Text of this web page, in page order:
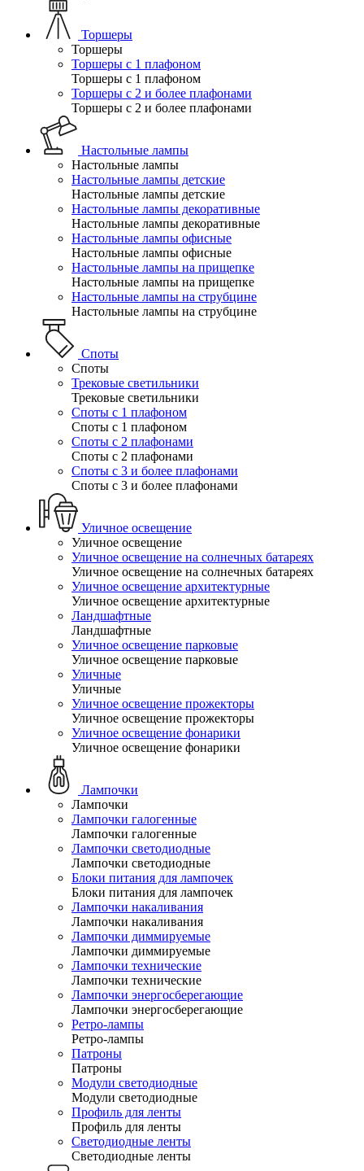
Торшеры
Торшеры
Торшеры с 1 плафоном
Торшеры с 1 плафоном
Торшеры с 2 и более плафонами
Торшеры с 2 и более плафонами
Настольные лампы
Настольные лампы
Настольные лампы детские
Настольные лампы детские
Настольные лампы декоративные
Настольные лампы декоративные
Настольные лампы офисные
Настольные лампы офисные
Настольные лампы на прищепке
Настольные лампы на прищепке
Настольные лампы на струбцине
Настольные лампы на струбцине
Споты
Споты
Трековые светильники
Трековые светильники
Споты с 1 плафоном
Споты с 1 плафоном
Споты с 2 плафонами
Споты с 2 плафонами
Споты с 3 и более плафонами
Споты с 3 и более плафонами
Уличное освещение
Уличное освещение
Уличное освещение на солнечных батареях
Уличное освещение на солнечных батареях
Уличное освещение архитектурные
Уличное освещение архитектурные
Ландшафтные
Ландшафтные
Уличное освещение парковые
Уличное освещение парковые
Уличные
Уличные
Уличное освещение прожекторы
Уличное освещение прожекторы
Уличное освещение фонарики
Уличное освещение фонарики
Лампочки
Лампочки
Лампочки галогенные
Лампочки галогенные
Лампочки светодиодные
Лампочки светодиодные
Блоки питания для лампочек
Блоки питания для лампочек
Лампочки накаливания
Лампочки накаливания
Лампочки диммируемые
Лампочки диммируемые
Лампочки технические
Лампочки технические
Лампочки энергосберегающие
Лампочки энергосберегающие
Ретро-лампы
Ретро-лампы
Патроны
Патроны
Модули светодиодные
Модули светодиодные
Профиль для ленты
Профиль для ленты
Светодиодные ленты
Светодиодные ленты